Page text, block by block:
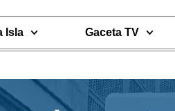
Isla Gaceta TV